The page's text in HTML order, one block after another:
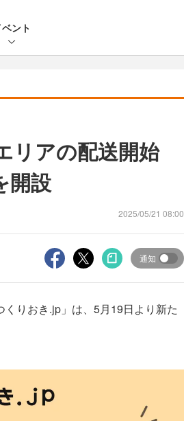
ント
リアの配送開始
開設
2025/05/21 08:00
通知
りおき.jp」は、5月19日より新た